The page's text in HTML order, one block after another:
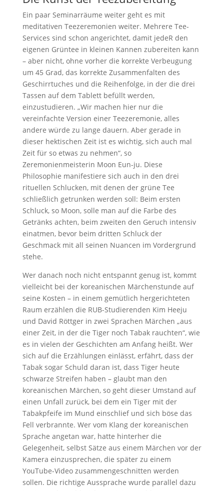
Ein paar Seminarräume weiter geht es mit
meditativen Teezeremonien weiter. Mehrere Tee-
Services sind schon angerichtet, damit jedeR den
eigenen Grüntee in kleinen Kannen zubereiten kann
– aber nicht, ohne vorher die korrekte Verbeugung
um 45 Grad, das korrekte Zusammenfalten des
Geschirrtuches und die Reihenfolge, in der die drei
Tassen auf dem Tablett befüllt werden,
einzustudieren. „Wir machen hier nur die
vereinfachte Version einer Teezeremonie, alles
andere würde zu lange dauern. Aber gerade in
dieser hektischen Zeit ist es wichtig, sich auch mal
Zeit für so etwas zu nehmen“, so
Zeremonienmeisterin Moon Eun-ju. Diese
Philosophie manifestiere sich auch in den drei
rituellen Schlucken, mit denen der grüne Tee
schließlich getrunken werden soll: Beim ersten
Schluck, so Moon, solle man auf die Farbe des
Getränks achten, beim zweiten den Geruch intensiv
einatmen, bevor beim dritten Schluck der
Geschmack mit all seinen Nuancen im Vordergrund
stehe.
Wer danach noch nicht entspannt genug ist, kommt
vielleicht bei der koreanischen Märchenstunde auf
seine Kosten – in einem gemütlich hergerichteten
Raum erzählen die RUB-Studierenden Kim Heeju
und David Röttger in zwei Sprachen Märchen „aus
einer Zeit, in der die Tiger noch Tabak rauchten“, wie
es in vielen der Geschichten am Anfang heißt. Wer
sich auf die Erzählungen einlässt, erfährt, dass der
Tabak sogar Schuld daran ist, dass Tiger heute
schwarze Streifen haben – glaubt man den
koreanischen Märchen, so geht dieser Umstand auf
einen Unfall zurück, bei dem ein Tiger mit der
Tabakpfeife im Mund einschlief und sich böse das
Fell verbrannte. Wer vom Klang der koreanischen
Sprache angetan war, hatte hinterher die
Gelegenheit, selbst Sätze aus einem Märchen vor der
Kamera einzusprechen, die später zu einem
YouTube-Video zusammengeschnitten werden
sollen. Die richtige Aussprache wurde parallel dazu